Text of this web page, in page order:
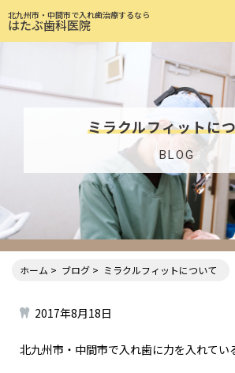
北九州市・中間市で入れ歯治療するなら
はたぶ歯科医院
ミラクルフィットに
BLOG
ホーム ブログ ミラクルフィットについて
2017年8月18日
北九州市・中間市で入れ歯に力を入れてい